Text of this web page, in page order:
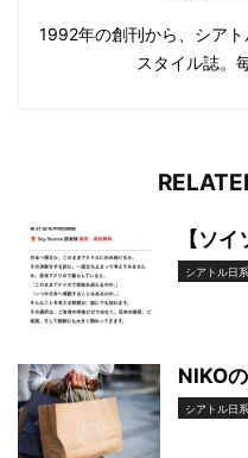
1992年の創刊から、シア
スタイル誌。
【ソ
シアトル日
NIKO
シアトル日